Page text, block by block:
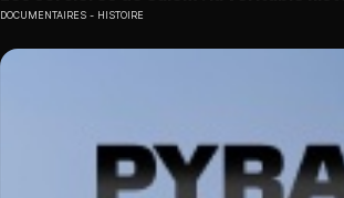
DOCUMENTAIRES HISTOIRE